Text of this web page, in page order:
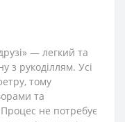
— легкий та
з рукоділлям. Усі
тому
та
не потребує